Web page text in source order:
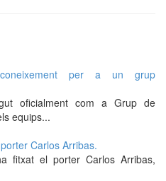
per a un grup
oficialment com a Grup de
equips...
Carlos Arribas.
fitxat el porter Carlos Arribas,